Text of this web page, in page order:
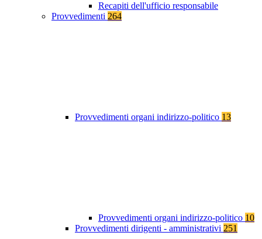
Recapiti dell'ufficio responsabile
Provvedimenti 264
Provvedimenti organi indirizzo-politico 13
Provvedimenti organi indirizzo-politico 10
Provvedimenti dirigenti - amministrativi 251